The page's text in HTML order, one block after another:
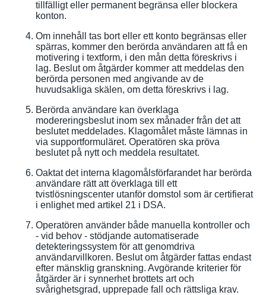
tillfälligt eller permanent begränsa eller blockera
konton.
Om innehåll tas bort eller ett konto begränsas eller
spärras, kommer den berörda användaren att få en
motivering i textform, i den mån detta föreskrivs i
lag. Beslut om åtgärder kommer att meddelas den
berörda personen med angivande av de
huvudsakliga skälen, om detta föreskrivs i lag.
Berörda användare kan överklaga
modereringsbeslut inom sex månader från det att
beslutet meddelades. Klagomålet måste lämnas in
via supportformuläret. Operatören ska pröva
beslutet på nytt och meddela resultatet.
Oaktat det interna klagomålsförfarandet har berörda
användare rätt att överklaga till ett
tvistlösningscenter utanför domstol som är certifierat
i enlighet med artikel 21 i DSA.
Operatören använder både manuella kontroller och
- vid behov - stödjande automatiserade
detekteringssystem för att genomdriva
användarvillkoren. Beslut om åtgärder fattas endast
efter mänsklig granskning. Avgörande kriterier för
åtgärder är i synnerhet brottets art och
svårighetsgrad, upprepade fall och rättsliga krav.